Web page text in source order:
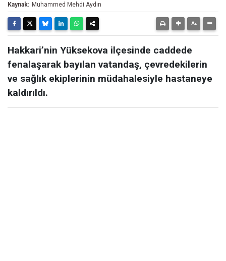
Kaynak: Muhammed Mehdi Aydın
Hakkari’nin Yüksekova ilçesinde caddede
fenalaşarak bayılan vatandaş, çevredekilerin
ve sağlık ekiplerinin müdahalesiyle hastaneye
kaldırıldı.